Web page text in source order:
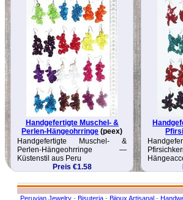
Handgefertigte Muschel- &
Perlen-Hängeohrringe (peex)
Handgefertigte Muschel- &
Perlen-Hängeohrringe —
Küstenstil aus Peru
Preis €1.58
Peruvian Jewelry - Bisuteria - Bijoux Artisanal -